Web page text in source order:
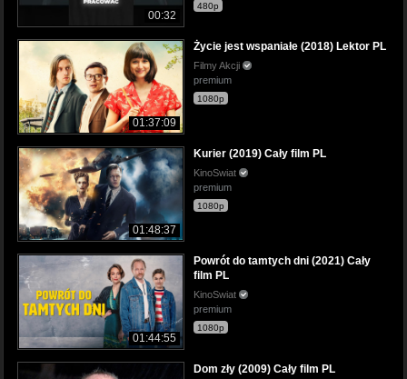
00:32
480p
01:37:09
Życie jest wspaniałe (2018) Lektor PL
Filmy Akcji
premium
1080p
01:48:37
Kurier (2019) Cały film PL
KinoSwiat
premium
1080p
01:44:55
Powrót do tamtych dni (2021) Cały
film PL
KinoSwiat
premium
1080p
Dom zły (2009) Cały film PL